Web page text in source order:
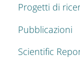
Progetti di
Pubblicazioni
Scientific